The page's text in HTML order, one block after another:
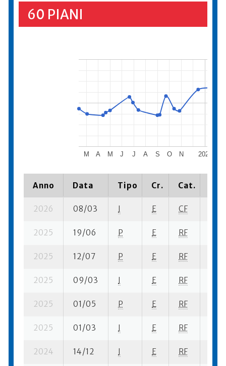
60 PIANI
2025
M A M J J A S O N
Anno Data Tipo Cr. Cat.
2026 08/03 I E CF
2025 19/06 P E RF
2025 12/07 P E RF
2025 09/03 I E RF
2025 01/05 P E RF
2025 01/03 I E RF
2024 14/12 I E RF